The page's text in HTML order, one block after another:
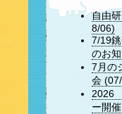
自由
8/06)
7/19
のお
7月の
会
2026
ー開